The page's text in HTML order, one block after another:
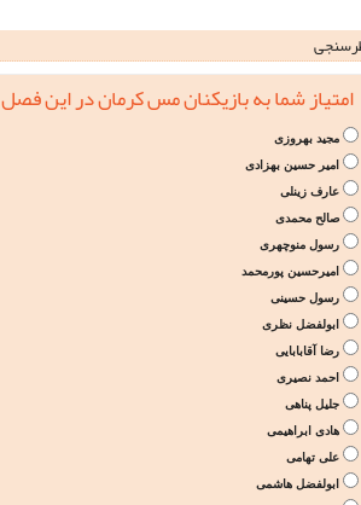
امتیاز شما به بازیکنان مس کرمان در این فصل
مجید بهروزی
امیر حسین بهزادی
عارف زینلی
صالح محمدی
رسول منوچهری
امیرحسین پورمحمد
رسول حسینی
ابولفضل نظری
رضا آقابابایی
احمد نصیری
جلیل پناهی
هادی ابراهیمی
علی تهامی
ابولفضل هاشمی